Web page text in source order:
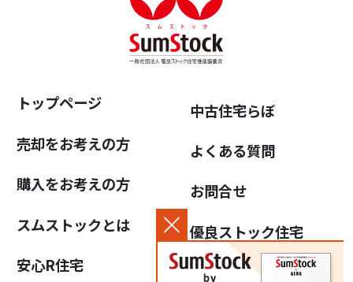
トップページ
売却をお考えの方
購入をお考えの方
スムストックとは
安心R住宅
中古住宅らぼ
よくある質問
お問合せ
優良ストック住宅
推進協議会について